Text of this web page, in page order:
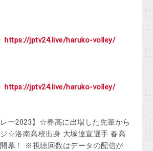
https://jptv24.live/haruko-volley/
https://jptv24.live/haruko-volley/
レー2023】☆春高に出場した先輩から
☆洛南高校出身 大塚達宣選手 春高
幕！ ※視聴回数はデータの配信が